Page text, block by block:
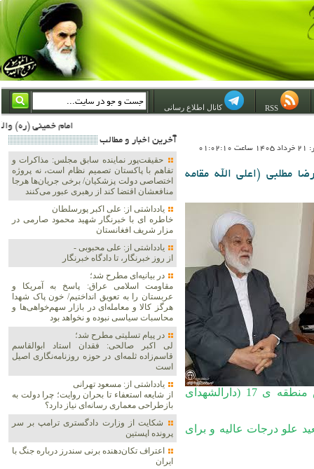
کانال اطلاع رسانی
امام خمینی (ره) والله اسلام تمامش سیاست است؛ ***** امام شهید: به گفتار امام و کردار امام اهتمام بورزید ***** امام خمینی(ره): ان شاء الله ما اندوه دلمان را در وقت مناسب با انتقام از امریکا
مطلبی (اعلی الله مقامه
مطلبی، علمای اعلام، روحانیت معزز و اهالی قدرشناس منطقه ی 17 (دارالشهدای
علو درجات عالیه و برای
آخرين اخبار و مطالب
حقیقت‌پور نماینده سابق مجلس: مذاکرات و
تفاهم با پاکستان تصمیم نظام است، نه پروژه
اختصاصی دولت پزشکیان/ برخی جریان‌ها هرجا
منافعشان اقتضا کند از رهبری عبور می‌کنند
یادداشتی از: علی اکبر پورسلطان
خاطره ای با خبرنگار شهید محمود صارمی در
مزار شریف افغانستان
یادداشتی از: علی محبوبی -
از روز خبرنگار، تا دادگاه خبرنگار
در بیانیه‌ای مطرح شد؛
مقاومت اسلامی عراق: پاسخ به آمریکا و
عربستان را به تعویق انداختیم/ خون پاک شهدا
هرگز کالا و معامله‌ای در بازار سهم‌خواهی‌ها و
محاسبات سیاسی نبوده و نخواهد بود
در پیام تسلیتی مطرح شد؛
لی اکبر صالحی: فقدان استاد ابوالقاسم
قاسم‌زاده ثلمه‌ای در حوزه روزنامه‌نگاری اصیل
است
یادداشتی از: مسعود تهرانی
از شایعه استعفاء تا بحران روایت؛ چرا دولت به
بازطراحی معماری رسانه‌ای نیاز دارد؟
شکایت از وزارت دادگستری ترامپ بر سر
پرونده اپستین
اعتراف تکان‌دهنده برنی سندرز درباره جنگ با
ایران